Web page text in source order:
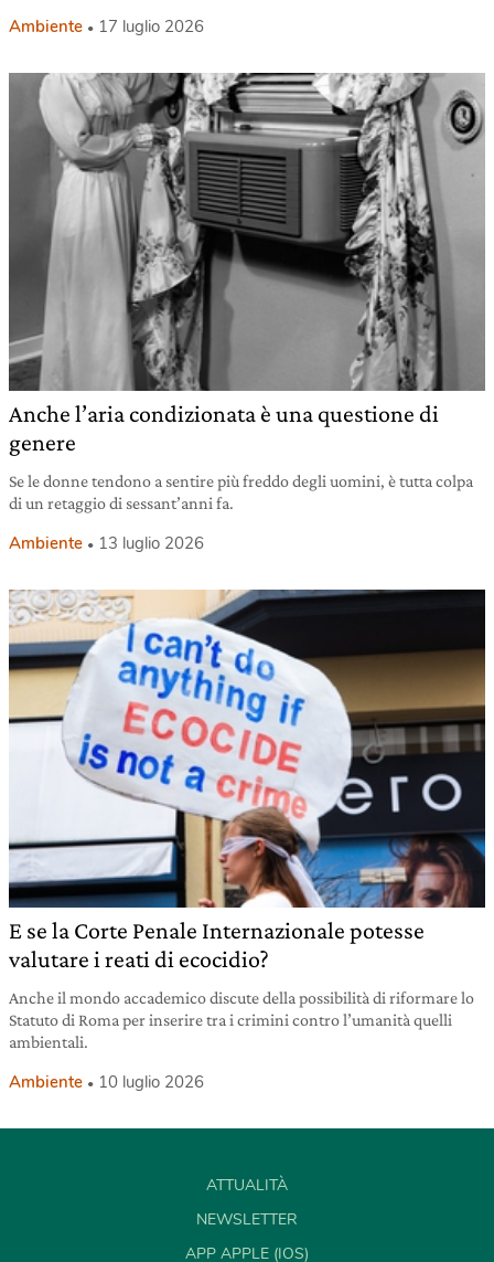
Ambiente 17 luglio 2026
Anche l’aria condizionata è una questione di
genere
Se le donne tendono a sentire più freddo degli uomini, è tutta colpa
di un retaggio di sessant’anni fa.
Ambiente 13 luglio 2026
E se la Corte Penale Internazionale potesse
valutare i reati di ecocidio?
Anche il mondo accademico discute della possibilità di riformare lo
Statuto di Roma per inserire tra i crimini contro l’umanità quelli
ambientali.
Ambiente 10 luglio 2026
ATTUALITÀ
NEWSLETTER
APP APPLE (IOS)